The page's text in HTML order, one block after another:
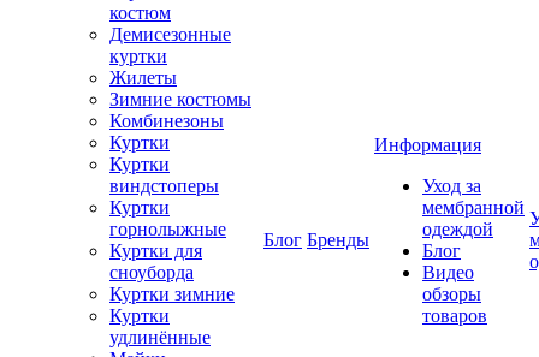
костюм
Демисезонные
куртки
Жилеты
Зимние костюмы
Комбинезоны
Куртки
Куртки
виндстоперы
Куртки
горнолыжные
Куртки для
сноуборда
Куртки зимние
Куртки
удлинённые
Блог Бренды
Информация
Уход за
мембранной
одеждой
Блог
Видео
обзоры
товаров